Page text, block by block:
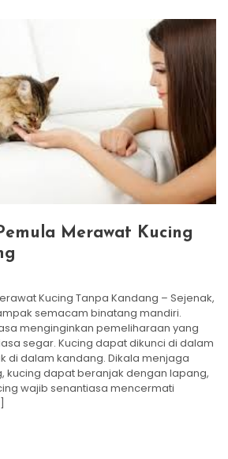
Merawat Kucing
Kucing Tanpa Kandang – Sejenak,
semacam binatang mandiri.
menginginkan pemeliharaan yang
segar. Kucing dapat dikunci di dalam
di dalam kandang. Dikala menjaga
kucing dapat beranjak dengan lapang,
wajib senantiasa mencermati